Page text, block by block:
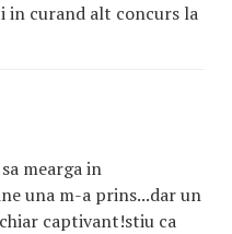
in curand alt concurs la
mearga in
una m-a prins...dar un
captivant!stiu ca